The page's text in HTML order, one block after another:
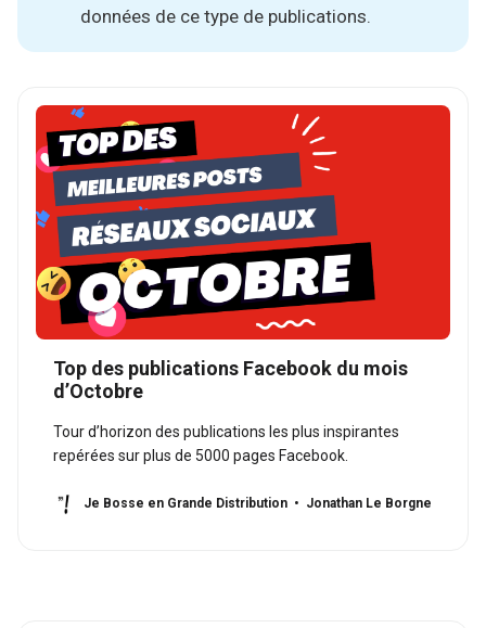
données de ce type de publications.
Top des publications Facebook du mois
d’Octobre
Tour d’horizon des publications les plus inspirantes
repérées sur plus de 5000 pages Facebook.
Je Bosse en Grande Distribution Jonathan Le Borgne